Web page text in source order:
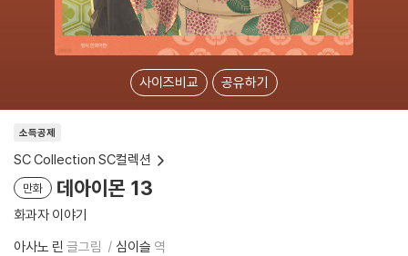
사이즈비교 공유하기
소득공제
SC Collection SC컬렉션
만화 데아이몬 13
화과자 이야기
아사노 린 글그림 심이슬 역